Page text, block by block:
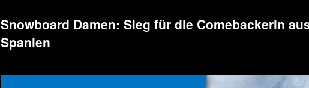
Snowboard Damen: Sieg für die Comebackerin
Spanien